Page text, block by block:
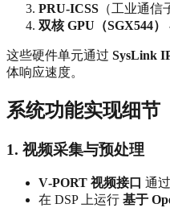
PRU‑ICSS （工业通
双核 GPU（SGX544）
这些硬件单元通过 SysLink
体响应速度。
系统功能实现细节
1. 视频采集与预处理
V‑PORT 视频接口 通
在 DSP 上运行 基于